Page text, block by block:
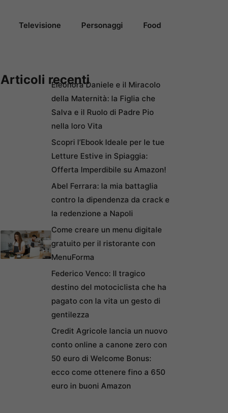
Televisione Personaggi Food
Articoli recentiEleonora Daniele e il Miracolo
della Maternità: la Figlia che
Salva e il Ruolo di Padre Pio
nella loro Vita
Scopri l’Ebook Ideale per le tue
Letture Estive in Spiaggia:
Offerta Imperdibile su Amazon!
Abel Ferrara: la mia battaglia
contro la dipendenza da crack e
la redenzione a Napoli
Come creare un menu digitale
gratuito per il ristorante con
MenuForma
Federico Venco: Il tragico
destino del motociclista che ha
pagato con la vita un gesto di
gentilezza
Credit Agricole lancia un nuovo
conto online a canone zero con
50 euro di Welcome Bonus:
ecco come ottenere fino a 650
euro in buoni Amazon